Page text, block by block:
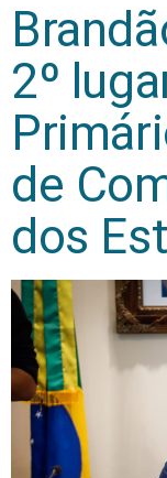
2º
de
dos